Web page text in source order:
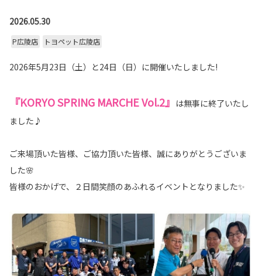
2026.05.30
P広陵店 トヨペット広陵店
2026年5月23日（土）と24日（日）に開催いたしました!
『KORYO SPRING MARCHE Vol.2』 は無事に終了いたし
ました♪
ご来場頂いた皆様、ご協力頂いた皆様、誠にありがとうございま
した🌸
皆様のおかげで、２日間笑顔のあふれるイベントとなりました✨